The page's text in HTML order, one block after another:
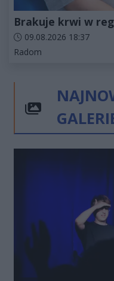
Brakuje krwi w
Data dodania artykułu:
09.08.2026 18:37
Kategorie artykułu:
Radom